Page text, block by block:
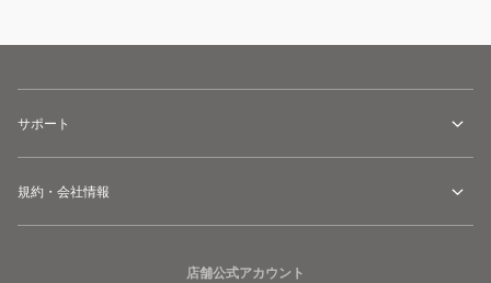
サポート
規約・会社情報
店舗公式アカウント